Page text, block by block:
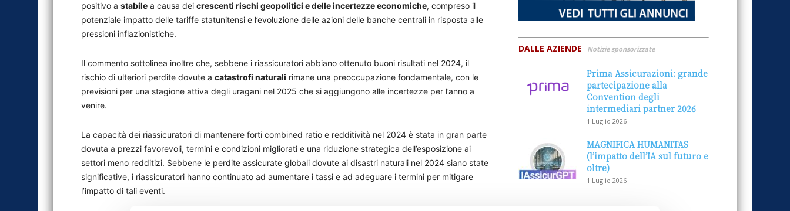
positivo a stabile a causa dei crescenti rischi geopolitici e delle incertezze economiche, compreso il
potenziale impatto delle tariffe statunitensi e l’evoluzione delle azioni delle banche centrali in risposta alle
pressioni inflazionistiche.
Il commento sottolinea inoltre che, sebbene i riassicuratori abbiano ottenuto buoni risultati nel 2024, il
rischio di ulteriori perdite dovute a catastrofi naturali rimane una preoccupazione fondamentale, con le
previsioni per una stagione attiva degli uragani nel 2025 che si aggiungono alle incertezze per l’anno a
venire.
La capacità dei riassicuratori di mantenere forti combined ratio e redditività nel 2024 è stata in gran parte
dovuta a prezzi favorevoli, termini e condizioni migliorati e una riduzione strategica dell’esposizione ai
settori meno redditizi. Sebbene le perdite assicurate globali dovute ai disastri naturali nel 2024 siano state
significative, i riassicuratori hanno continuato ad aumentare i tassi e ad adeguare i termini per mitigare
l’impatto di tali eventi.
DALLE AZIENDE Notizie sponsorizzate
Prima Assicurazioni: grande
partecipazione alla
Convention degli
intermediari partner 2026
1 Luglio 2026
MAGNIFICA HUMANITAS
(l’impatto dell’IA sul futuro e
oltre)
1 Luglio 2026